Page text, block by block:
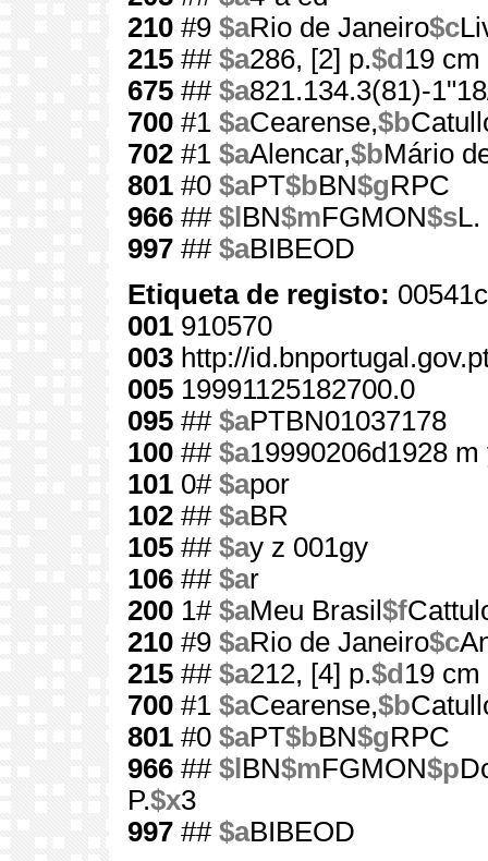
210 #9 $aRio de Janeiro$c
215 ## $a286, [2] p.$d 19 cm
675 ## $a821.134.3(81)-
700 #1 $aCearense,$b
702 #1 $aAlencar,$bMário
801 #0 $aPT$bBN$gRPC
966 ## $l BN$mFGMON$sL.
997 ## $aBIBEOD
Etiqueta de registo:
001 910570
003 http://
005 19991125182700.0
095 ## $aPTBN01037178
100 ## $a19990206d1928
101 0# $apor
102 ## $aBR
105 ## $ay z 001gy
106 ## $ar
200 1# $aMeu Brasil $f
210 #9 $aRio de Janeiro$c
215 ## $a212, [4] p.$d 19 cm
700 #1 $aCearense,$b
801 #0 $aPT$bBN$gRPC
966 ## $l BN$mFGMON$p
P.$x3
997 ## $aBIBEOD